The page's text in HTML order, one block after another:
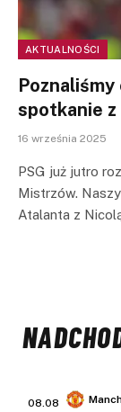
AKTUALNOŚCI
spotkanie
16 września 2025
PSG już jutro
Mistrzów.
Atalanta z
08.08